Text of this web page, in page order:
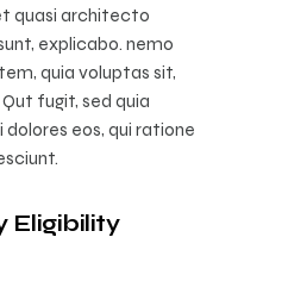
quasi architecto
explicabo. nemo
quia voluptas sit,
fugit, sed quia
eos, qui ratione
Eligibility